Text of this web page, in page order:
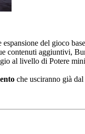
espansione del gioco
contenuti aggiuntivi,
al livello di Potere
che usciranno già